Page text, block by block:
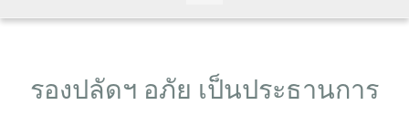
รองปลัดฯ อภัย เป็นประธานการ